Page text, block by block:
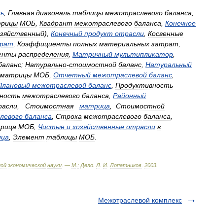
, Главная диагональ таблицы межотраслевого баланса,
МОБ, Квадрант межотраслевого баланса, Конечное
), Конечный продукт отрасли, Косвенные
, Коэффициенты полных материальных затрат,
распределения, Матричный мультипликатор,
; Натурально-стоимостной баланс, Натуральный
матрицы МОБ, Отчетный межотраслевой баланс,
межотраслевой баланс, Продуктивность
межотраслевого баланса, Районный
, Стоимостная матрица, Стоимостной
баланса, Строка межотраслевого баланса,
МОБ, Чистые и хозяйственные отрасли в
, Элемент таблицы МОБ.
экономической науки. — М.: Дело.Л. И.Лопатников. 2003.
Межотраслевой комплекс